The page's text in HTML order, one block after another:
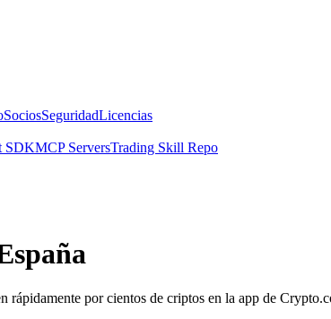
SociosSeguridadLicencias
SDKMCP ServersTrading Skill Repo
rápidamente por cientos de criptos en la app de